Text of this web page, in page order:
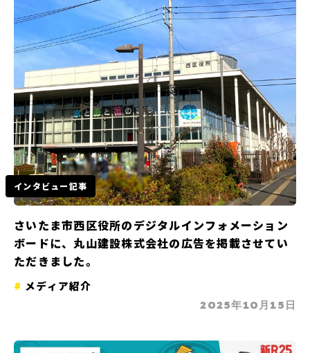
インタビュー記事
さいたま市西区役所のデジタルインフォメーション
ボードに、丸山建設株式会社の広告を掲載させてい
ただきました。
メディア紹介
2025年10月15日